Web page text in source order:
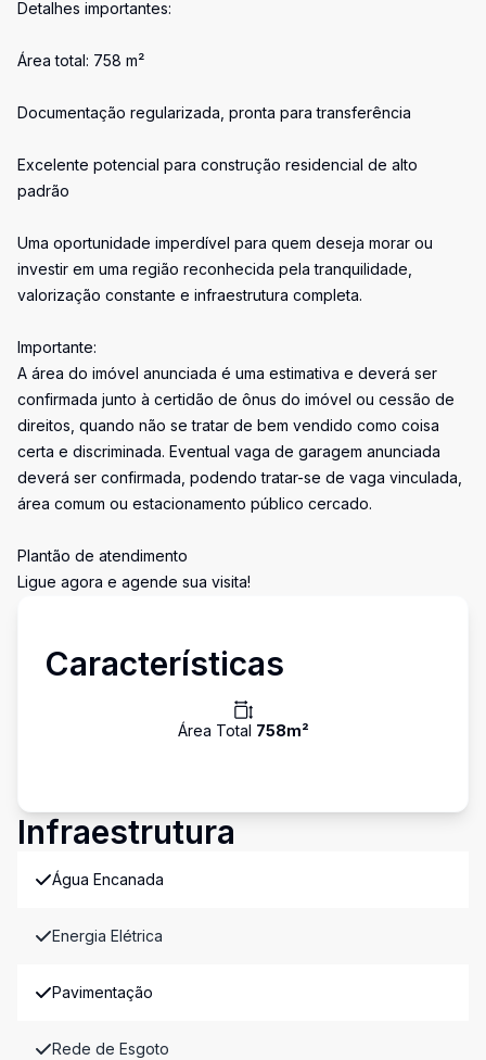
Detalhes importantes:
Área total: 758 m²
Documentação regularizada, pronta para transferência
Excelente potencial para construção residencial de alto
padrão
Uma oportunidade imperdível para quem deseja morar ou
investir em uma região reconhecida pela tranquilidade,
valorização constante e infraestrutura completa.
Importante:
A área do imóvel anunciada é uma estimativa e deverá ser
confirmada junto à certidão de ônus do imóvel ou cessão de
direitos, quando não se tratar de bem vendido como coisa
certa e discriminada. Eventual vaga de garagem anunciada
deverá ser confirmada, podendo tratar-se de vaga vinculada,
área comum ou estacionamento público cercado.
Plantão de atendimento
Ligue agora e agende sua visita!
Características
Área Total 758m²
Infraestrutura
Água Encanada
Energia Elétrica
Pavimentação
Rede de Esgoto